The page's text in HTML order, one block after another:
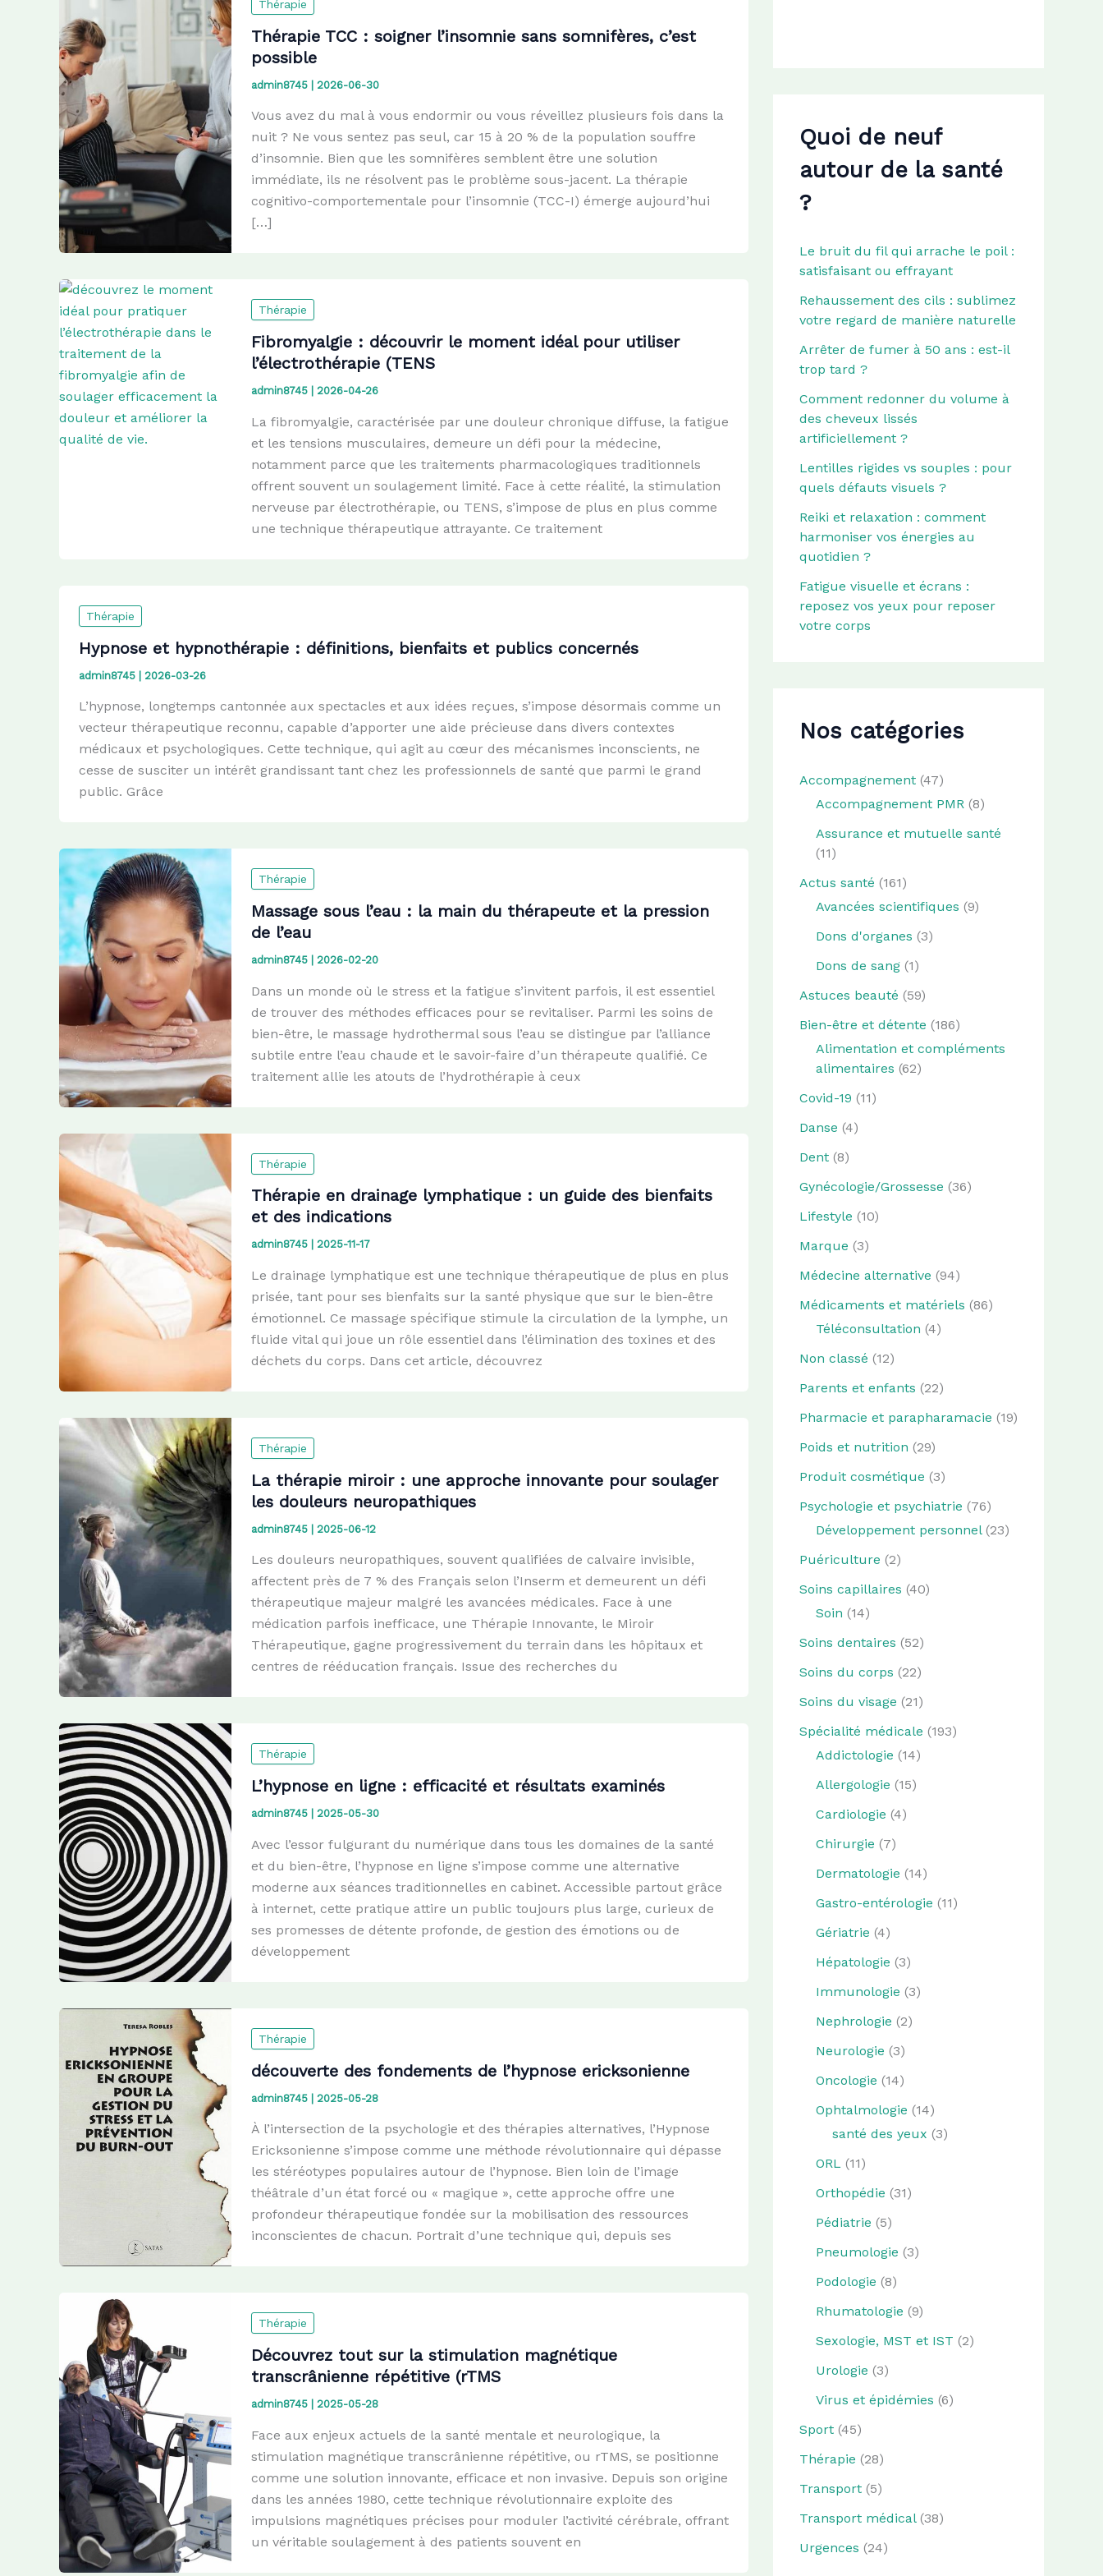
Thérapie
Thérapie TCC : soigner l’insomnie sans somnifères, c’est
possible
admin8745 2026-06-30
Vous avez du mal à vous endormir ou vous réveillez plusieurs fois dans la
nuit ? Ne vous sentez pas seul, car 15 à 20 % de la population souffre
d’insomnie. Bien que les somnifères semblent être une solution
immédiate, ils ne résolvent pas le problème sous-jacent. La thérapie
cognitivo-comportementale pour l’insomnie (TCC-I) émerge aujourd’hui
[…]
Thérapie
Fibromyalgie : découvrir le moment idéal pour utiliser
l’électrothérapie (TENS
admin8745 2026-04-26
La fibromyalgie, caractérisée par une douleur chronique diffuse, la fatigue
et les tensions musculaires, demeure un défi pour la médecine,
notamment parce que les traitements pharmacologiques traditionnels
offrent souvent un soulagement limité. Face à cette réalité, la stimulation
nerveuse par électrothérapie, ou TENS, s’impose de plus en plus comme
une technique thérapeutique attrayante. Ce traitement
Thérapie
Hypnose et hypnothérapie : définitions, bienfaits et publics concernés
admin8745 | 2026-03-26
L’hypnose, longtemps cantonnée aux spectacles et aux idées reçues, s’impose désormais comme un
vecteur thérapeutique reconnu, capable d’apporter une aide précieuse dans divers contextes
médicaux et psychologiques. Cette technique, qui agit au cœur des mécanismes inconscients, ne
cesse de susciter un intérêt grandissant tant chez les professionnels de santé que parmi le grand
public. Grâce
Thérapie
Massage sous l’eau : la main du thérapeute et la pression
de l’eau
admin8745 2026-02-20
Dans un monde où le stress et la fatigue s’invitent parfois, il est essentiel
de trouver des méthodes efficaces pour se revitaliser. Parmi les soins de
bien-être, le massage hydrothermal sous l’eau se distingue par l’alliance
subtile entre l’eau chaude et le savoir-faire d’un thérapeute qualifié. Ce
traitement allie les atouts de l’hydrothérapie à ceux
Thérapie
Thérapie en drainage lymphatique : un guide des bienfaits
et des indications
admin8745 2025-11-17
Le drainage lymphatique est une technique thérapeutique de plus en plus
prisée, tant pour ses bienfaits sur la santé physique que sur le bien-être
émotionnel. Ce massage spécifique stimule la circulation de la lymphe, un
fluide vital qui joue un rôle essentiel dans l’élimination des toxines et des
déchets du corps. Dans cet article, découvrez
Thérapie
La thérapie miroir : une approche innovante pour soulager
les douleurs neuropathiques
admin8745 2025-06-12
Les douleurs neuropathiques, souvent qualifiées de calvaire invisible,
affectent près de 7 % des Français selon l’Inserm et demeurent un défi
thérapeutique majeur malgré les avancées médicales. Face à une
médication parfois inefficace, une Thérapie Innovante, le Miroir
Thérapeutique, gagne progressivement du terrain dans les hôpitaux et
centres de rééducation français. Issue des recherches du
Thérapie
L’hypnose en ligne : efficacité et résultats examinés
admin8745 2025-05-30
Avec l’essor fulgurant du numérique dans tous les domaines de la santé
et du bien-être, l’hypnose en ligne s’impose comme une alternative
moderne aux séances traditionnelles en cabinet. Accessible partout grâce
à internet, cette pratique attire un public toujours plus large, curieux de
ses promesses de détente profonde, de gestion des émotions ou de
développement
Thérapie
découverte des fondements de l’hypnose ericksonienne
admin8745 | 2025-05-28
À l’intersection de la psychologie et des thérapies alternatives, l’Hypnose
Ericksonienne s’impose comme une méthode révolutionnaire qui dépasse
les stéréotypes populaires autour de l’hypnose. Bien loin de l’image
théâtrale d’un état forcé ou « magique », cette approche offre une
profondeur thérapeutique fondée sur la mobilisation des ressources
inconscientes de chacun. Portrait d’une technique qui, depuis ses
Thérapie
Découvrez tout sur la stimulation magnétique
transcrânienne répétitive (rTMS
admin8745 2025-05-28
Face aux enjeux actuels de la santé mentale et neurologique, la
stimulation magnétique transcrânienne répétitive, ou rTMS, se positionne
comme une solution innovante, efficace et non invasive. Depuis son origine
dans les années 1980, cette technique révolutionnaire exploite des
impulsions magnétiques précises pour moduler l’activité cérébrale, offrant
un véritable soulagement à des patients souvent en
Quoi de neuf
autour de la santé
?
Le bruit du fil qui arrache le poil :
satisfaisant ou effrayant
Rehaussement des cils : sublimez
votre regard de manière naturelle
Arrêter de fumer à 50 ans : est-il
trop tard ?
Comment redonner du volume à
des cheveux lissés
artificiellement ?
Lentilles rigides vs souples : pour
quels défauts visuels ?
Reiki et relaxation : comment
harmoniser vos énergies au
quotidien ?
Fatigue visuelle et écrans :
reposez vos yeux pour reposer
votre corps
Nos catégories
Accompagnement (47)
Accompagnement PMR (8)
Assurance et mutuelle santé
(11)
Actus santé (161)
Avancées scientifiques (9)
Dons d'organes (3)
Dons de sang (1)
Astuces beauté (59)
Bien-être et détente (186)
Alimentation et compléments
alimentaires (62)
Covid-19 (11)
Danse (4)
Dent (8)
Gynécologie/Grossesse (36)
Lifestyle (10)
Marque (3)
Médecine alternative (94)
Médicaments et matériels (86)
Téléconsultation (4)
Non classé (12)
Parents et enfants (22)
Pharmacie et parapharamacie (19)
Poids et nutrition (29)
Produit cosmétique (3)
Psychologie et psychiatrie (76)
Développement personnel(23)
Puériculture (2)
Soins capillaires (40)
Soin (14)
Soins dentaires (52)
Soins du corps (22)
Soins du visage (21)
Spécialité médicale (193)
Addictologie (14)
Allergologie (15)
Cardiologie (4)
Chirurgie (7)
Dermatologie (14)
Gastro-entérologie (11)
Gériatrie (4)
Hépatologie (3)
Immunologie (3)
Nephrologie (2)
Neurologie (3)
Oncologie (14)
Ophtalmologie (14)
santé des yeux (3)
ORL (11)
Orthopédie (31)
Pédiatrie (5)
Pneumologie (3)
Podologie (8)
Rhumatologie (9)
Sexologie, MST et IST (2)
Urologie (3)
Virus et épidémies (6)
Sport (45)
Thérapie (28)
Transport (5)
Transport médical(38)
Urgences (24)